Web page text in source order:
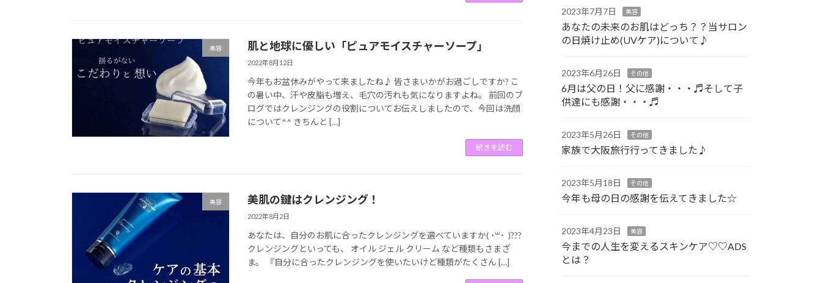
美容 肌と地球に優しい「ピュアモイスチャーソープ」
2022年8月12日
今年もお盆休みがやって来ましたね♪ 皆さまいかがお過ごしですか? こ
の暑い中、汗や皮脂も増え、毛穴の汚れも気になりますよね。 前回のブ
ログではクレンジングの役割についてお伝えしましたので、今回は洗顔
について^^ きちんと […]
続きを読む
美容 美肌の鍵はクレンジング！
2022年8月2日
あなたは、自分のお肌に合ったクレンジングを選べていますか( ˙꒳​˙ )???
クレンジングといっても、 オイル ジェル クリーム など種類もさまざ
ま。 『自分に合ったクレンジングを使いたいけど種類がたくさん […]
2023年7月7日 美容
あなたの未来のお肌はどっち？？当サロン
の日焼け止め(UVケア)について♪
2023年6月26日 その他
6月は父の日！父に感謝・・・♬そして子
供達にも感謝・・・♬
2023年5月26日 その他
家族で大阪旅行行ってきました♪
2023年5月18日 その他
今年も母の日の感謝を伝えてきました☆
2023年4月23日 美容
今までの人生を変えるスキンケア♡♡ADS
とは？